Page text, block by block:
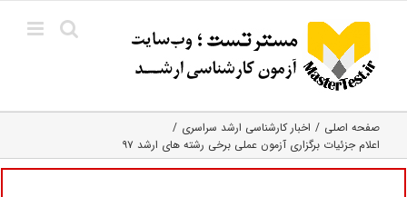
content
صفحه اصلی
اخبار کارشناسی ارشد سراسری
اعلام جزئیات برگزاری آزمون عملی برخی رشته های ارشد ۹۷